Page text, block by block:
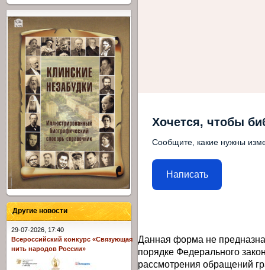
Хочется, чтобы
Сообщите, какие нужны
Написать
Данная форма не
порядке Федерального
рассмотрения обращений
Другие новости
29-07-2026, 17:40
Всероссийский конкурс «Связующая
нить народов России»